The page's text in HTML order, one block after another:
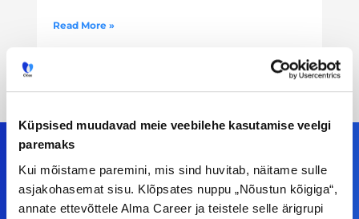
Küpsised muudavad meie veebilehe kasutamise veelgi
paremaks
Kui mõistame paremini, mis sind huvitab, näitame sulle
asjakohasemat sisu. Klõpsates nuppu „Nõustun kõigiga“,
annate ettevõttele Alma Career ja teistele selle ärigrupi
Read More »
Meiega leiad!